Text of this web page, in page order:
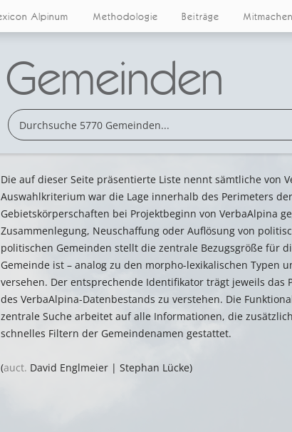
Alpinum Methodologie Beiträge
Gemeinden
Die auf dieser Seite präsentierte Liste nennt sämtliche von
Auswahlkriterium war die Lage innerhalb des Perimeters der
Gebietskörperschaften bei Projektbeginn von VerbaAlpina
Zusammenlegung, Neuschaffung oder Auflösung von
politischen Gemeinden stellt die zentrale Bezugsgröße für
Gemeinde ist – analog zu den morpho-lexikalischen Typen
versehen. Der entsprechende Identifikator trägt jeweils das
des VerbaAlpina-Datenbestands zu verstehen. Die
zentrale Suche arbeitet auf alle Informationen, die
schnelles Filtern der Gemeindenamen gestattet.
(auct. David Englmeier | Stephan Lücke)